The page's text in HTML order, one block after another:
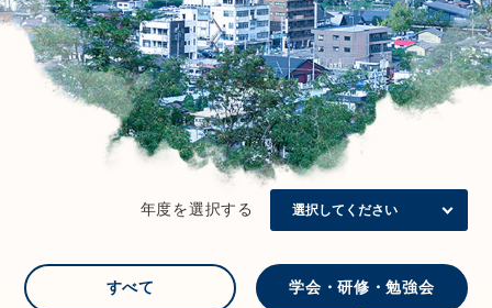
年度を選択する
すべて 学会・研修・勉強会